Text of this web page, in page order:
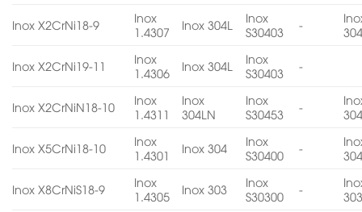
Inox X2CrNi18-9
Inox
1.4307
Inox 304L
Inox
S30403
-
Inox X2CrNi19-11
Inox
1.4306
Inox 304L
Inox
S30403
-
Inox X2CrNiN18-10
Inox
1.4311
Inox
304LN
Inox
S30453
-
Inox X5CrNi18-10
Inox
1.4301
Inox 304
Inox
S30400
-
Inox X8CrNiS18-9
Inox
1.4305
Inox 303
Inox
S30300
-